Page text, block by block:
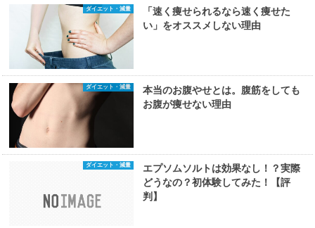
ダイエット・減量
「速く痩せられるなら速く痩せた
い」をオススメしない理由
ダイエット・減量
本当のお腹やせとは。腹筋をしても
お腹が痩せない理由
ダイエット・減量
エプソムソルトは効果なし！？実際
どうなの？初体験してみた！【評
判】